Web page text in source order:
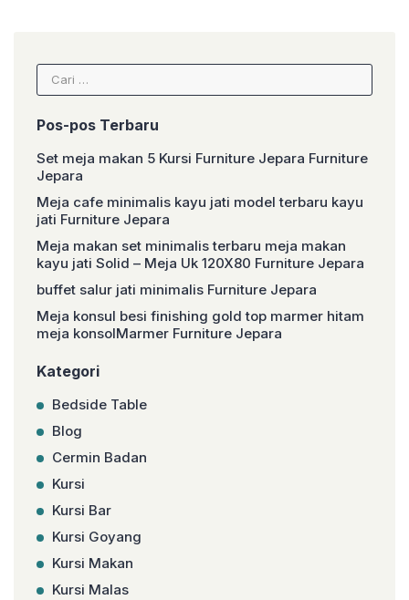
Cari
untuk:
Pos-pos Terbaru
Set meja makan 5 Kursi Furniture Jepara Furniture
Jepara
Meja cafe minimalis kayu jati model terbaru kayu
jati Furniture Jepara
Meja makan set minimalis terbaru meja makan
kayu jati Solid – Meja Uk 120X80 Furniture Jepara
buffet salur jati minimalis Furniture Jepara
Meja konsul besi finishing gold top marmer hitam
meja konsolMarmer Furniture Jepara
Kategori
Bedside Table
Blog
Cermin Badan
Kursi
Kursi Bar
Kursi Goyang
Kursi Makan
Kursi Malas